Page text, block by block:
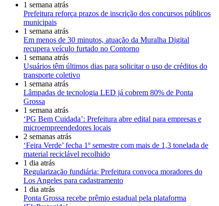
1 semana atrás
Prefeitura reforça prazos de inscrição dos concursos públicos
municipais
1 semana atrás
Em menos de 30 minutos, atuação da Muralha Digital
recupera veículo furtado no Contorno
1 semana atrás
Usuários têm últimos dias para solicitar o uso de créditos do
transporte coletivo
1 semana atrás
Lâmpadas de tecnologia LED já cobrem 80% de Ponta
Grossa
1 semana atrás
‘PG Bem Cuidada’: Prefeitura abre edital para empresas e
microempreendedores locais
2 semanas atrás
‘Feira Verde’ fecha 1º semestre com mais de 1,3 tonelada de
material reciclável recolhido
1 dia atrás
Regularização fundiária: Prefeitura convoca moradores do
Los Angeles para cadastramento
1 dia atrás
Ponta Grossa recebe prêmio estadual pela plataforma